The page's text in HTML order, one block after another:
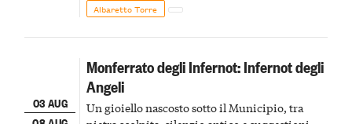
Albaretto Torre
03 AUG
Monferrato degli Infernot: Infernot degli
Angeli
Un gioiello nascosto sotto il Municipio, tra